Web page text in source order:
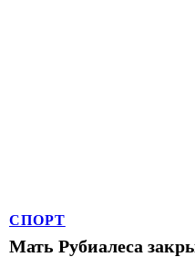
СПОРТ
Мать Рубиалеса